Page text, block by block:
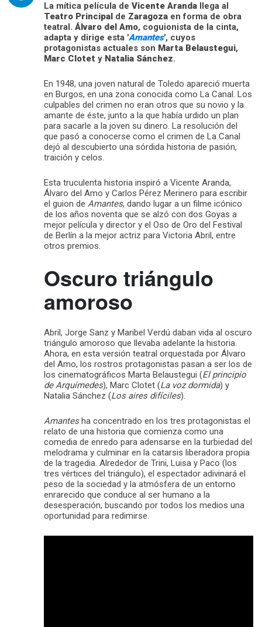
La mítica película de Vicente Aranda llega al
Teatro Principal de Zaragoza en forma de obra
teatral. Álvaro del Amo, coguionista de la cinta,
adapta y dirige esta 'Amantes', cuyos
protagonistas actuales son Marta Belaustegui,
Marc Clotet y Natalia Sánchez.
En 1948, una joven natural de Toledo apareció muerta
en Burgos, en una zona conocida como La Canal. Los
culpables del crimen no eran otros que su novio y la
amante de éste, junto a la que había urdido un plan
para sacarle a la joven su dinero. La resolución del
que pasó a conocerse como el crimen de La Canal
dejó al descubierto una sórdida historia de pasión,
traición y celos.
Esta truculenta historia inspiró a Vicente Aranda,
Álvaro del Amo y Carlos Pérez Merinero para escribir
el guion de Amantes, dando lugar a un filme icónico
de los años noventa que se alzó con dos Goyas a
mejor película y director y el Oso de Oro del Festival
de Berlín a la mejor actriz para Victoria Abril, entre
otros premios.
Oscuro triángulo
amoroso
Abril, Jorge Sanz y Maribel Verdú daban vida al oscuro
triángulo amoroso que llevaba adelante la historia.
Ahora, en esta versión teatral orquestada por Álvaro
del Amo, los rostros protagonistas pasan a ser los de
los cinematográficos Marta Belaustegui (El principio
de Arquímedes), Marc Clotet (La voz dormida) y
Natalia Sánchez (Los aires difíciles).
Amantesha concentrado en los tres protagonistas el
relato de una historia que comienza como una
comedia de enredo para adensarse en la turbiedad del
melodrama y culminar en la catarsis liberadora propia
de la tragedia. Alrededor de Trini, Luisa y Paco (los
tres vértices del triángulo), el espectador adivinará el
peso de la sociedad y la atmósfera de un entorno
enrarecido que conduce al ser humano a la
desesperación, buscando por todos los medios una
oportunidad para redimirse.